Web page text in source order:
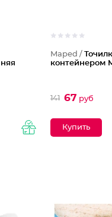
Maped /
контейнером
141 67 руб